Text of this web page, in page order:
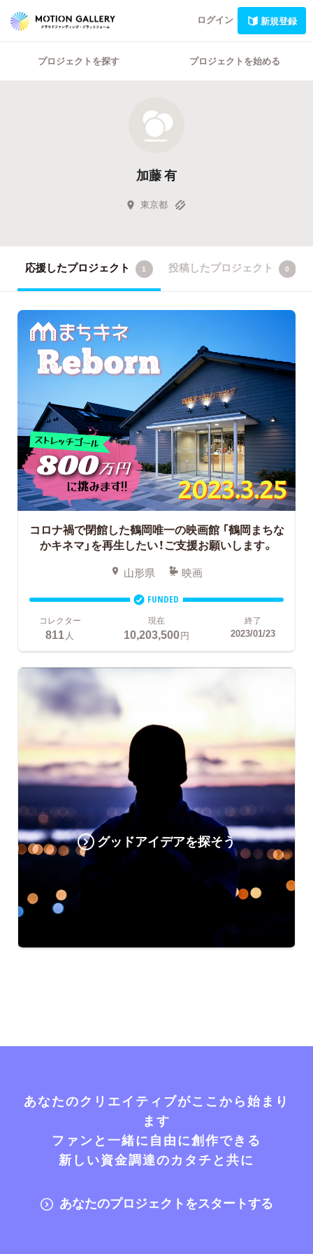
ログイン 新規登録
プロジェクトを探す プロジェクトを始める
加藤 有
東京都
応援したプロジェクト 1 投稿したプロジェクト 0
コロナ禍で閉館した鶴岡唯一の映画館「鶴岡まちな
かキネマ」を再生したい！ご支援お願いします。
山形県 映画
FUNDED
コレクター
811 人
現在
10,203,500円
終了
2023/01/23
グッドアイデアを探そう
あなたのクリエイティブがここから始まり
ます
ファンと一緒に自由に創作できる
新しい資金調達のカタチと共に
あなたのプロジェクトをスタートする